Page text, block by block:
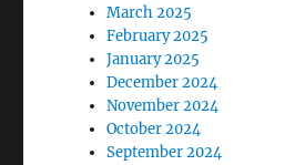
March 2025
February 2025
January 2025
December 2024
November 2024
October 2024
September 2024